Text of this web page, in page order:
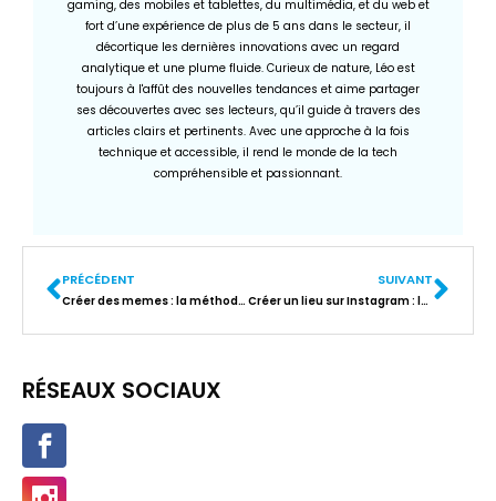
gaming, des mobiles et tablettes, du multimédia, et du web et
fort d’une expérience de plus de 5 ans dans le secteur, il
décortique les dernières innovations avec un regard
analytique et une plume fluide. Curieux de nature, Léo est
toujours à l'affût des nouvelles tendances et aime partager
ses découvertes avec ses lecteurs, qu’il guide à travers des
articles clairs et pertinents. Avec une approche à la fois
technique et accessible, il rend le monde de la tech
compréhensible et passionnant.
PRÉCÉDENT
Créer des memes : la méthode rapide pour un contenu viral
SUIVANT
Créer un lieu sur Instagram : la méthode étape par étape pour booster votre visibilité
RÉSEAUX SOCIAUX